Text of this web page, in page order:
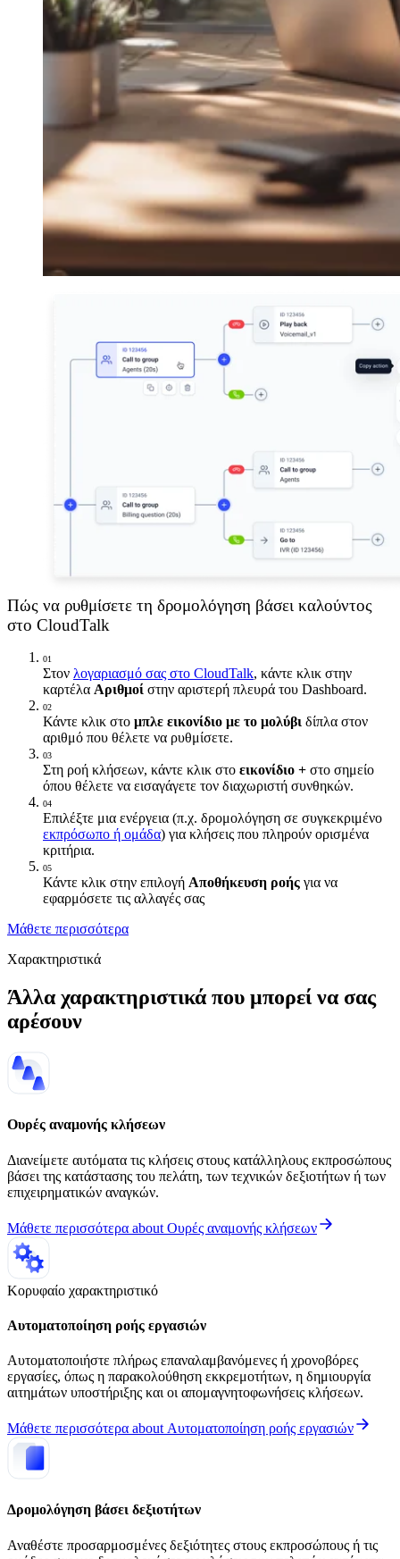
Πώς να ρυθμίσετε τη δρομολόγηση βάσει καλούντος
στο CloudTalk
01
Στον λογαριασμό σας στο CloudTalk, κάντε κλικ στην
καρτέλα Αριθμοί στην αριστερή πλευρά του Dashboard.
02
Κάντε κλικ στο μπλε εικονίδιο με το μολύβι δίπλα στον
αριθμό που θέλετε να ρυθμίσετε.
03
Στη ροή κλήσεων, κάντε κλικ στο εικονίδιο + στο σημείο
όπου θέλετε να εισαγάγετε τον διαχωριστή συνθηκών.
04
Επιλέξτε μια ενέργεια (π.χ. δρομολόγηση σε συγκεκριμένο
εκπρόσωπο ή ομάδα) για κλήσεις που πληρούν ορισμένα
κριτήρια.
05
Κάντε κλικ στην επιλογή Αποθήκευση ροής για να
εφαρμόσετε τις αλλαγές σας
Μάθετε περισσότερα
Χαρακτηριστικά
Άλλα χαρακτηριστικά που μπορεί να σας
αρέσουν
Ουρές αναμονής κλήσεων
Διανείμετε αυτόματα τις κλήσεις στους κατάλληλους εκπροσώπους
βάσει της κατάστασης του πελάτη, των τεχνικών δεξιοτήτων ή των
επιχειρηματικών αναγκών.
Μάθετε περισσότερα about Ουρές αναμονής κλήσεων
Κορυφαίο χαρακτηριστικό
Αυτοματοποίηση ροής εργασιών
Αυτοματοποιήστε πλήρως επαναλαμβανόμενες ή χρονοβόρες
εργασίες, όπως η παρακολούθηση εκκρεμοτήτων, η δημιουργία
αιτημάτων υποστήριξης και οι απομαγνητοφωνήσεις κλήσεων.
Μάθετε περισσότερα about Αυτοματοποίηση ροής εργασιών
Δρομολόγηση βάσει δεξιοτήτων
Αναθέστε προσαρμοσμένες δεξιότητες στους εκπροσώπους ή τις